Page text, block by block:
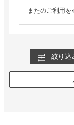
またのご利用を
絞り込